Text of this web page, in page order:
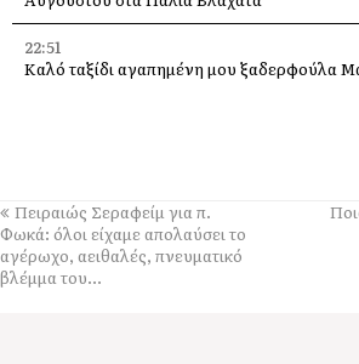
22:51
Καλό ταξίδι αγαπημένη μου ξαδερφούλα
22:40
Πέθανε ο ηθοποιός Νίκος Καλογερόπουλος
22:30
Πειραιώς Σεραφείμ για π.
Φωκά: όλοι είχαμε απολαύσει το
αγέρωχο, αειθαλές, πνευματικό
βλέμμα του…